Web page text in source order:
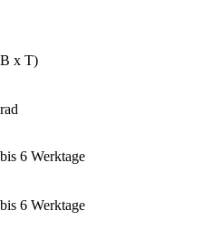
x T)
6 Werktage
6 Werktage